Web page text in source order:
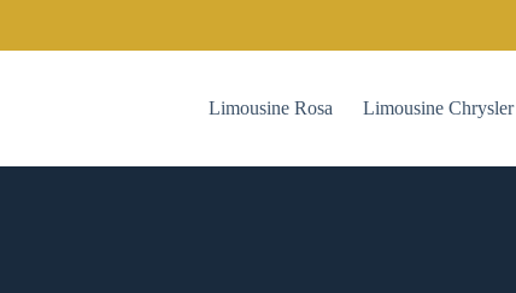
Limousine Rosa Limousine